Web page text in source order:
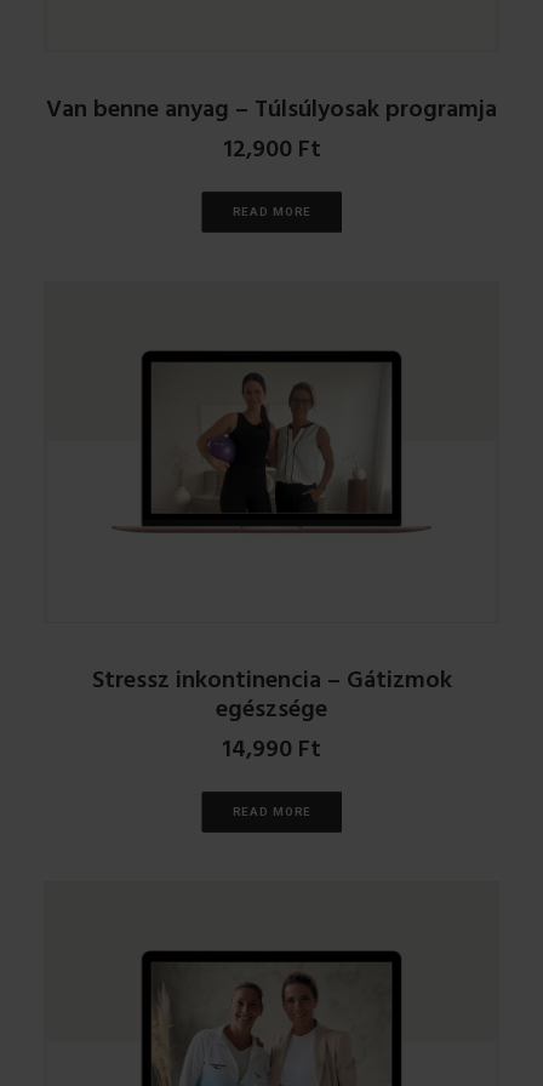
Van benne anyag – Túlsúlyosak programja
12,900Ft
READ MORE
Stressz inkontinencia – Gátizmok
egészsége
14,990Ft
READ MORE